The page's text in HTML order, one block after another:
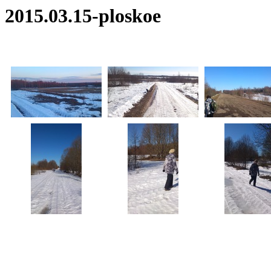
2015.03.15-ploskoe